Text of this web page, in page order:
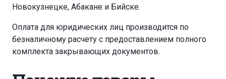
ATLAS COPCO XAH 125
ATLAS COPCO XAHS 125
Новокузнецке, Абакане и Бийске.
Оплата для юридических лиц производится по
безналичному расчету с предоставлением полного
комплекта закрывающих документов.